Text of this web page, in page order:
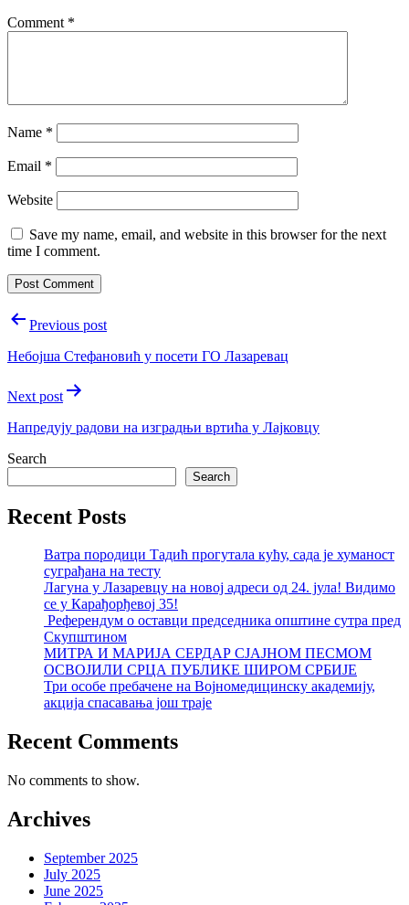
Comment *
Name *
Email *
Website
Save my name, email, and website in this browser for the next
time I comment.
PostPrevious post
Небoјша Стефановић у посети ГО Лазаревац
Next post
Напредују радови на изградњи вртића у Лајковцу
Search
Search
Recent Posts
Ватра породици Тадић прогутала кућу, сада је хуманост
суграђана на тесту
Лагуна у Лазаревцу на новој адреси од 24. јула! Видимо
се у Карађорђевој 35!
Референдум о оставци председника општине сутра пред
Скупштином
МИТРА И МАРИЈА СЕРДАР СЈАЈНОМ ПЕСМОМ
ОСВОЈИЛИ СРЦА ПУБЛИКЕ ШИРОМ СРБИЈЕ
Три особе пребачене на Војномедицинску академију,
акција спасавања још траје
Recent Comments
No comments to show.
Archives
September 2025
July 2025
June 2025